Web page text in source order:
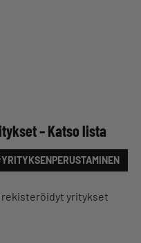
– Katso lista
yritykset